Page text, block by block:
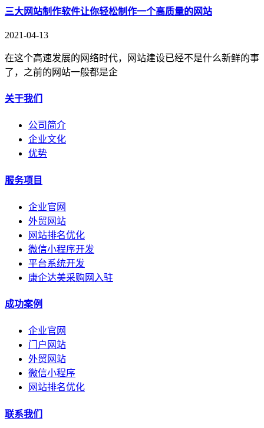
三大网站制作软件让你轻松制作一个高质量的网站
2021-04-13
在这个高速发展的网络时代，网站建设已经不是什么新鲜的事
了，之前的网站一般都是企
关于我们
公司简介
企业文化
优势
服务项目
企业官网
外贸网站
网站排名优化
微信小程序开发
平台系统开发
康企达美采购网入驻
成功案例
企业官网
门户网站
外贸网站
微信小程序
网站排名优化
联系我们